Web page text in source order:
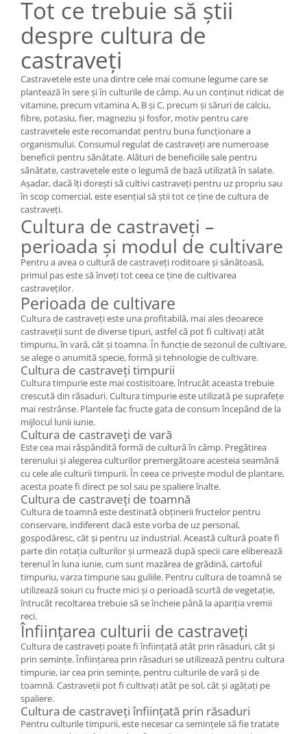
Tot ce trebuie să știi
despre cultura de
castraveți
Castravetele este una dintre cele mai comune legume care se
plantează în sere și în culturile de câmp. Au un conținut ridicat de
vitamine, precum vitamina A, B și C, precum și săruri de calciu,
fibre, potasiu, fier, magneziu și fosfor, motiv pentru care
castravetele este recomandat pentru buna funcționare a
organismului. Consumul regulat de castraveți are numeroase
beneficii pentru sănătate. Alături de beneficiile sale pentru
sănătate, castravetele este o legumă de bază utilizată în salate.
Așadar, dacă îți dorești să cultivi castraveți pentru uz propriu sau
în scop comercial, este esențial să știi tot ce ține de cultura de
castraveți.
Cultura de castraveți –
perioada și modul de cultivare
Pentru a avea o cultură de castraveți roditoare și sănătoasă,
primul pas este să înveți tot ceea ce ține de cultivarea
castraveților.
Perioada de cultivare
Cultura de castraveți este una profitabilă, mai ales deoarece
castraveții sunt de diverse tipuri, astfel că pot fi cultivați atât
timpuriu, în vară, cât și toamna. În funcție de sezonul de cultivare,
se alege o anumită specie, formă și tehnologie de cultivare.
Cultura de castraveți timpurii
Cultura timpurie este mai costisitoare, întrucât aceasta trebuie
crescută din răsaduri. Cultura timpurie este utilizată pe suprafețe
mai restrânse. Plantele fac fructe gata de consum începând de la
mijlocul lunii iunie.
Cultura de castraveți de vară
Este cea mai răspândită formă de cultură în câmp. Pregătirea
terenului și alegerea culturilor premergătoare acesteia seamănă
cu cele ale culturii timpurii. În ceea ce privește modul de plantare,
acesta poate fi direct pe sol sau pe spaliere înalte.
Cultura de castraveți de toamnă
Cultura de toamnă este destinată obținerii fructelor pentru
conservare, indiferent dacă este vorba de uz personal,
gospodăresc, cât și pentru uz industrial. Această cultură poate fi
parte din rotația culturilor și urmează după specii care eliberează
terenul în luna iunie, cum sunt mazărea de grădină, cartoful
timpuriu, varza timpurie sau guliile. Pentru cultura de toamnă se
utilizează soiuri cu fructe mici și o perioadă scurtă de vegetație,
întrucât recoltarea trebuie să se încheie până la apariția vremii
reci.
Înființarea culturii de castraveți
Cultura de castraveți poate fi înființată atât prin răsaduri, cât și
prin semințe. Înființarea prin răsaduri se utilizează pentru cultura
timpurie, iar cea prin semințe, pentru culturile de vară și de
toamnă. Castraveții pot fi cultivați atât pe sol, cât și agățați pe
spaliere.
Cultura de castraveți înființată prin răsaduri
Pentru culturile timpurii, este necesar ca semințele să fie tratate